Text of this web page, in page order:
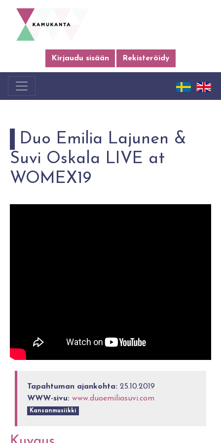
Kirjaudu sisään Rekisteröidy
Duo Emilia Lajunen &
Suvi Oskala LIVE at
WOMEX19
Tapahtuman ajankohta: 25.10.2019
WWW-sivu: www.duoemiliasuvi.com
Kansanmusiikki